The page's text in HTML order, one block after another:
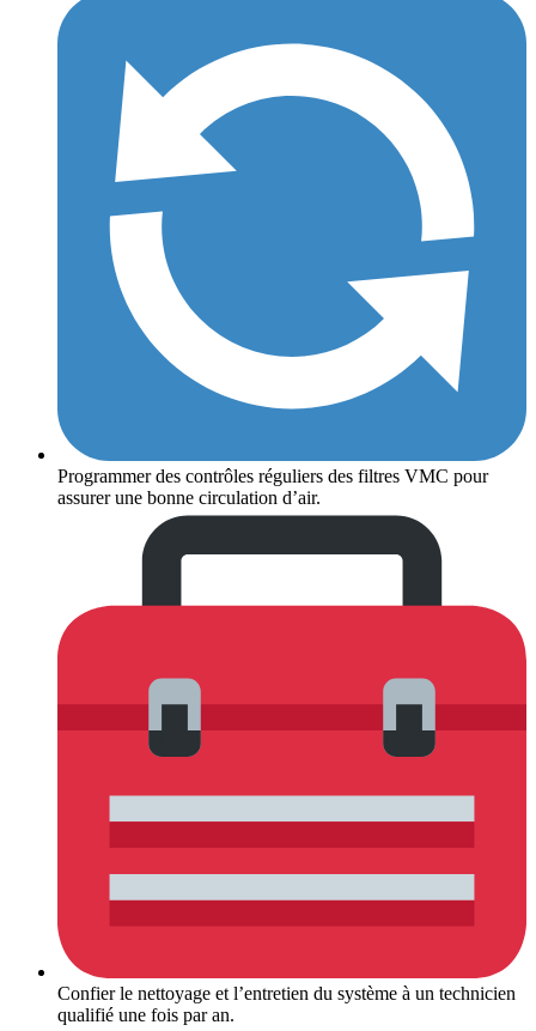
Programmer des contrôles réguliers des filtres VMC pour
assurer une bonne circulation d’air.
Confier le nettoyage et l’entretien du système à un technicien
qualifié une fois par an.